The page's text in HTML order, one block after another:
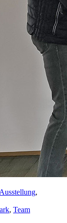
Ausstellung,
, Team